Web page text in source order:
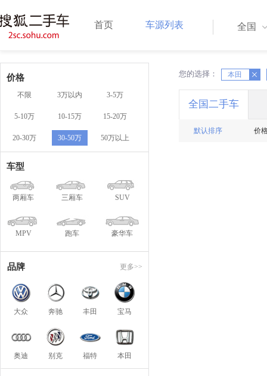
首页 车源列表 全国
价格
不限 3万以内 3-5万
5-10万 10-15万 15-20万
20-30万 30-50万 50万以上
车型
两厢车 三厢车 SUV
MPV 跑车 豪华车
品牌 更多>>
大众 奔驰 丰田 宝马
奥迪 别克 福特 本田
您的选择： 本田
X X
全国二手车
默认排序 价